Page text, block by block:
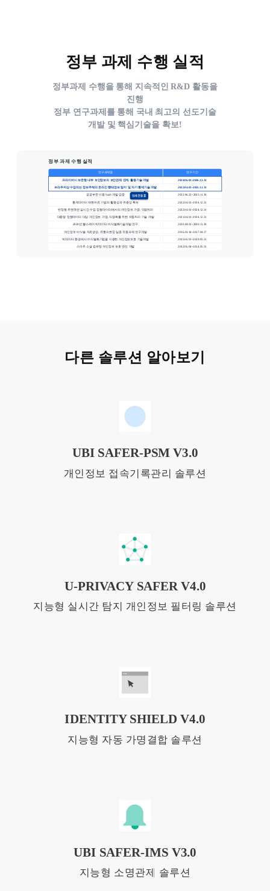
정부 과제 수행 실적
정부과제 수행을 통해 지속적인 R&D 활동을
진행
정부 연구과제를 통해 국내 최고의 선도기술
개발 및 핵심기술을 확보!
정부 과제 수행 실적
연구과제명 연구기간
프라이버시 보존형 내부 보안정보의 보안관제 연계, 활용기술 개발 2024.06.01~2026.12.31
브라우저상 수집되는 정보주체의 온라인 행태정보 탐지 및 자기 통제기술 개발 2022.04.01~2025.12.31
공공부문 이용 SaaS 개발 검증 2022.06.23~2023.11.30
통계데이터 재현자료 기법의 활용성과 유용성 확보 2022.04.01~2024.12.31
반정형 트랜잭션 실시간 수집 정형데이터에서의 개인정보 가명, 익명처리 2022.04.01~2024.12.31
대용량 정형데이터 대상 개인정보 가명, 익명화를 위한 자동처리 기술 개발 2021.04.01~2024.12.31
2020년 헬스케어 빅데이터 비식별화기술개발 연구 2020.04.01~2020.11.30
개인정보 비식별 자료생성, 유통의현장 실증 적용과제 연구개발 2016.10.18~2017.04.17
빅데이터 환경에서 비식별화기법을 이용한 개인정보보호 기술개발 2015.06.01~2019.05.31
스마트 소셜 컴퓨팅 개인정보 보호 엔진 개발 2012.06.04~2014.05.31
다른 솔루션 알아보기
UBI SAFER-PSM V3.0
개인정보 접속기록관리 솔루션
U-PRIVACY SAFER V4.0
지능형 실시간 탐지 개인정보 필터링 솔루션
IDENTITY SHIELD V4.0
지능형 자동 가명결합 솔루션
UBI SAFER-IMS V3.0
지능형 소명관제 솔루션